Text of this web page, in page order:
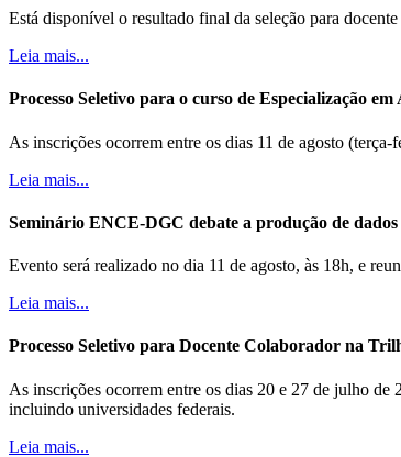
Está disponível o resultado final da seleção para
Leia mais...
Processo Seletivo para o curso de Especialização
As inscrições ocorrem entre os dias 11 de agosto
Leia mais...
Seminário ENCE-DGC debate a produção de
Evento será realizado no dia 11 de agosto, às 18h, e
Leia mais...
Processo Seletivo para Docente Colaborador na
As inscrições ocorrem entre os dias 20 e 27 de julho de
incluindo universidades federais.
Leia mais...